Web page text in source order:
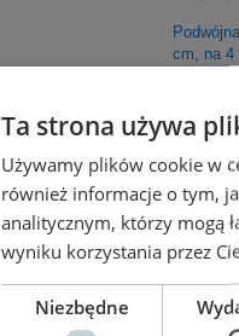
cm, na 4
47,58
131,04zł
Tabliczki
Ta strona używa
Używamy plików cookie w
również informacje o tym,
analitycznym, którzy mogą
wyniku korzystania przez
Niezbędne